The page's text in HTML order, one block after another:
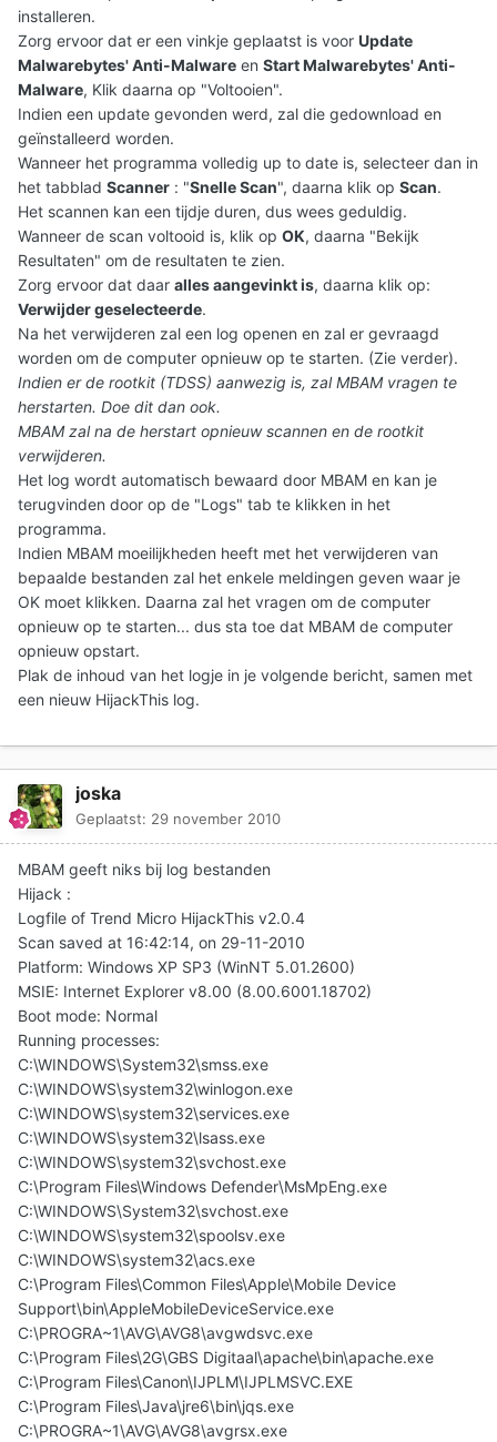
installeren.
Zorg ervoor dat er een vinkje geplaatst is voor Update
Malwarebytes' Anti-Malware en Start Malwarebytes' Anti-
Malware, Klik daarna op "Voltooien".
Indien een update gevonden werd, zal die gedownload en
geïnstalleerd worden.
Wanneer het programma volledig up to date is, selecteer dan in
het tabblad Scanner : "Snelle Scan", daarna klik op Scan.
Het scannen kan een tijdje duren, dus wees geduldig.
Wanneer de scan voltooid is, klik op OK, daarna "Bekijk
Resultaten" om de resultaten te zien.
Zorg ervoor dat daar alles aangevinkt is, daarna klik op:
Verwijder geselecteerde.
Na het verwijderen zal een log openen en zal er gevraagd
worden om de computer opnieuw op te starten. (Zie verder).
Indien er de rootkit (TDSS) aanwezig is, zal MBAM vragen te
herstarten. Doe dit dan ook.
MBAM zal na de herstart opnieuw scannen en de rootkit
verwijderen.
Het log wordt automatisch bewaard door MBAM en kan je
terugvinden door op de "Logs" tab te klikken in het
programma.
Indien MBAM moeilijkheden heeft met het verwijderen van
bepaalde bestanden zal het enkele meldingen geven waar je
OK moet klikken. Daarna zal het vragen om de computer
opnieuw op te starten... dus sta toe dat MBAM de computer
opnieuw opstart.
Plak de inhoud van het logje in je volgende bericht, samen met
een nieuw HijackThis log.
joska
Geplaatst: 29 november 2010
MBAM geeft niks bij log bestanden
Hijack :
Logfile of Trend Micro HijackThis v2.0.4
Scan saved at 16:42:14, on 29-11-2010
Platform: Windows XP SP3 (WinNT 5.01.2600)
MSIE: Internet Explorer v8.00 (8.00.6001.18702)
Boot mode: Normal
Running processes:
C:\WINDOWS\System32\smss.exe
C:\WINDOWS\system32\winlogon.exe
C:\WINDOWS\system32\services.exe
C:\WINDOWS\system32\lsass.exe
C:\WINDOWS\system32\svchost.exe
C:\Program Files\Windows Defender\MsMpEng.exe
C:\WINDOWS\System32\svchost.exe
C:\WINDOWS\system32\spoolsv.exe
C:\WINDOWS\system32\acs.exe
C:\Program Files\Common Files\Apple\Mobile Device
Support\bin\AppleMobileDeviceService.exe
C:\PROGRA~1\AVG\AVG8\avgwdsvc.exe
C:\Program Files\2G\GBS Digitaal\apache\bin\apache.exe
C:\Program Files\Canon\IJPLM\IJPLMSVC.EXE
C:\Program Files\Java\jre6\bin\jqs.exe
C:\PROGRA~1\AVG\AVG8\avgrsx.exe